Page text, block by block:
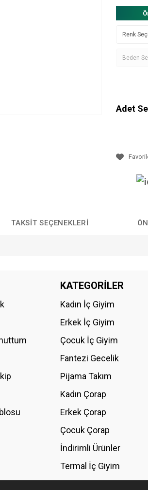
Adet
TAKSIT SEÇENEKLERI
Bu ürüne ilk yorumu siz yapın!
KATEGORİLER
Kadın İç Giyim
Erkek İç Giyim
Çocuk İç Giyim
Fantezi Gecelik
Pijama Takım
Kadın Çorap
Erkek Çorap
Çocuk Çorap
İndirimli Ürünler
Termal İç Giyim